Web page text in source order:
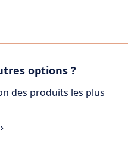
options ?
des produits les plus